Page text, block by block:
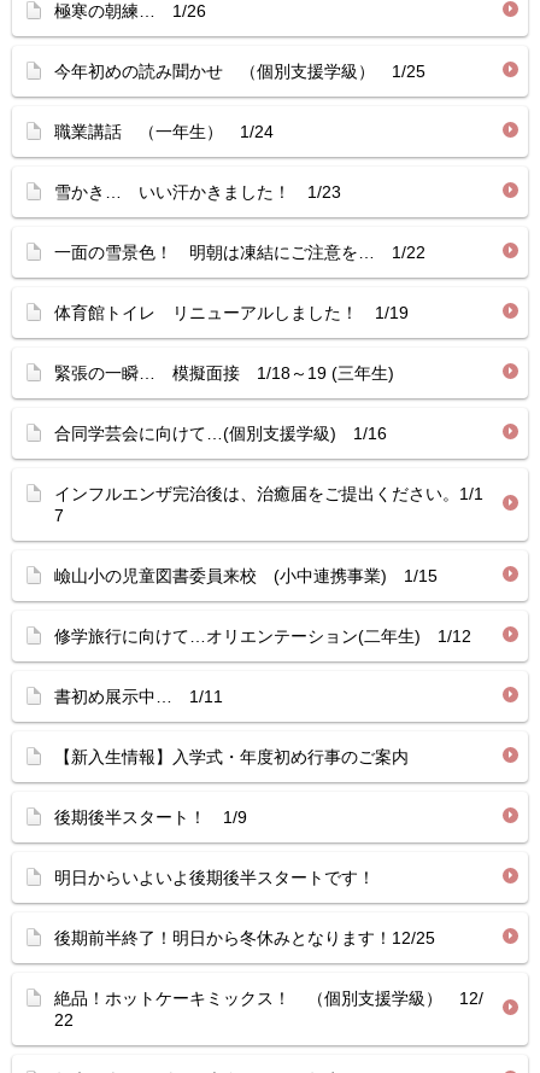
極寒の朝練… 1/26
今年初めの読み聞かせ （個別支援学級） 1/25
職業講話 （一年生） 1/24
雪かき… いい汗かきました！ 1/23
一面の雪景色！ 明朝は凍結にご注意を… 1/22
体育館トイレ リニューアルしました！ 1/19
緊張の一瞬… 模擬面接 1/18～19 (三年生)
合同学芸会に向けて…(個別支援学級) 1/16
インフルエンザ完治後は、治癒届をご提出ください。1/1
7
嶮山小の児童図書委員来校 (小中連携事業) 1/15
修学旅行に向けて…オリエンテーション(二年生) 1/12
書初め展示中… 1/11
【新入生情報】入学式・年度初め行事のご案内
後期後半スタート！ 1/9
明日からいよいよ後期後半スタートです！
後期前半終了！明日から冬休みとなります！12/25
絶品！ホットケーキミックス！ （個別支援学級） 12/
22